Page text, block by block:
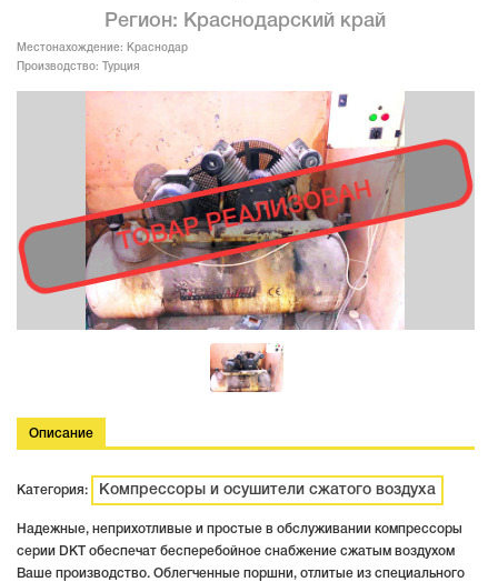
Регион: Краснодарский край
Местонахождение:
Краснодар
Производство:
Турция
ТОВАР РЕАЛИЗОВАН
Описание
Категория: Компрессоры и осушители сжатого воздуха
Надежные, неприхотливые и простые в обслуживании компрессоры
серии DKT обеспечат бесперебойное снабжение сжатым воздухом
Ваше производство. Облегченные поршни, отлитые из специального